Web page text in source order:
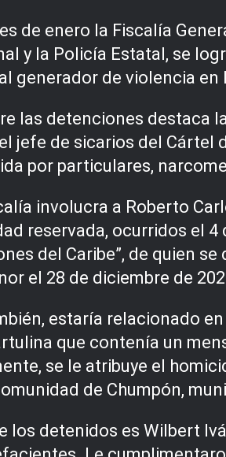
de enero la Fiscalía
y la Policía Estatal, se
generador de violencia en
las detenciones destaca la
jefe de sicarios del Cártel
por particulares,
involucra a Roberto
reservada, ocurridos el
del Caribe”, de quien
el 28 de diciembre de
estaría relacionado
que contenía un
se le atribuye el
de Chumpón,
los detenidos es Wilbert